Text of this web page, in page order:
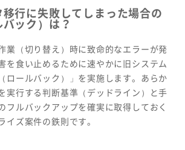
行に失敗してしまった場合の
ック）は？
業（切り替え）時に致命的なエラーが発
を食い止めるために速やかに旧システム
ロールバック）」を実施します。あらか
実行する判断基準（デッドライン）と手
フルバックアップを確実に取得しておく
イズ案件の鉄則です。